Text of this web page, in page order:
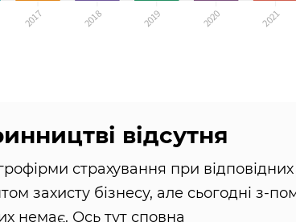
відсутня
страхування при відповідних
захисту бізнесу, але сьогодні з-
немає. Ось тут сповна